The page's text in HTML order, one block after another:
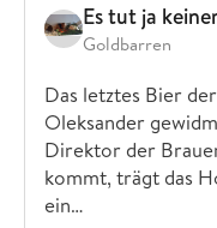
Es tut ja
Goldbarren
Das letztes Bier
Oleksander
Direktor der
kommt, trägt das
ein…